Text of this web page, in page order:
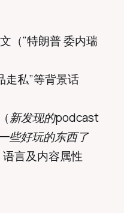
（"特朗普 委内瑞
走私”等背景话
新发现的podcast
些好玩的东西了
言及内容属性